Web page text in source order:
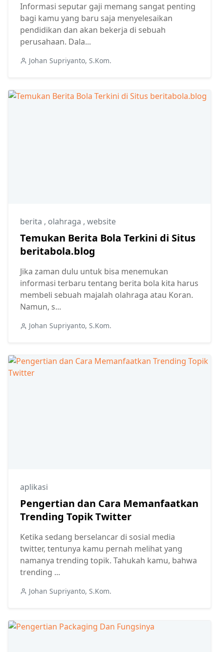
Informasi seputar gaji memang sangat penting
bagi kamu yang baru saja menyelesaikan
pendidikan dan akan bekerja di sebuah
perusahaan. Dala...
Johan Supriyanto, S.Kom.
berita , olahraga , website
Temukan Berita Bola Terkini di Situs
beritabola.blog
Jika zaman dulu untuk bisa menemukan
informasi terbaru tentang berita bola kita harus
membeli sebuah majalah olahraga atau Koran.
Namun, s...
Johan Supriyanto, S.Kom.
aplikasi
Pengertian dan Cara Memanfaatkan
Trending Topik Twitter
Ketika sedang berselancar di sosial media
twitter, tentunya kamu pernah melihat yang
namanya trending topik. Tahukah kamu, bahwa
trending ...
Johan Supriyanto, S.Kom.